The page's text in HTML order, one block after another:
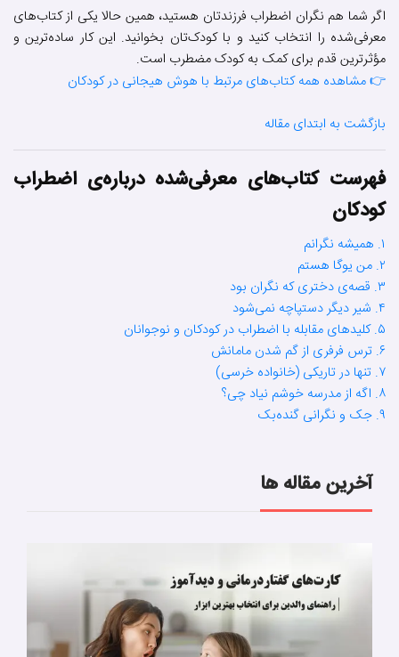
اگر شما هم نگران اضطراب فرزندتان هستید، همین حالا یکی از کتاب‌های
معرفی‌شده را انتخاب کنید و با کودک‌تان بخوانید. این کار ساده‌ترین و
مؤثرترین قدم برای کمک به کودک مضطرب است.
👉 مشاهده همه کتاب‌های مرتبط با هوش هیجانی در کودکان
بازگشت به ابتدای مقاله
فهرست کتاب‌های معرفی‌شده درباره‌ی اضطراب
کودکان
۱. همیشه نگرانم
۲. من یوگا هستم
۳. قصه‌ی دختری که نگران بود
۴. شیر دیگر دستپاچه نمی‌شود
۵. کلیدهای مقابله با اضطراب در کودکان و نوجوانان
۶. ترس فرفری از گم شدن مامانش
۷. تنها در تاریکی (خانواده خرسی)
۸. اگه از مدرسه خوشم نیاد چی؟
۹. جک و نگرانی گنده‌بک
آخرین مقاله ها